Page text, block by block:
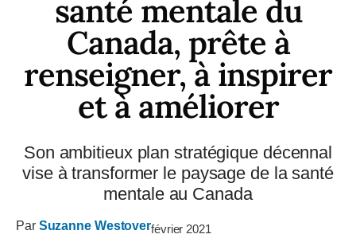
santé mentale du
Canada, prête à
renseigner, à inspirer
et à améliorer
Son ambitieux plan stratégique décennal
vise à transformer le paysage de la santé
mentale au Canada
Par Suzanne Westoverfévrier 2021